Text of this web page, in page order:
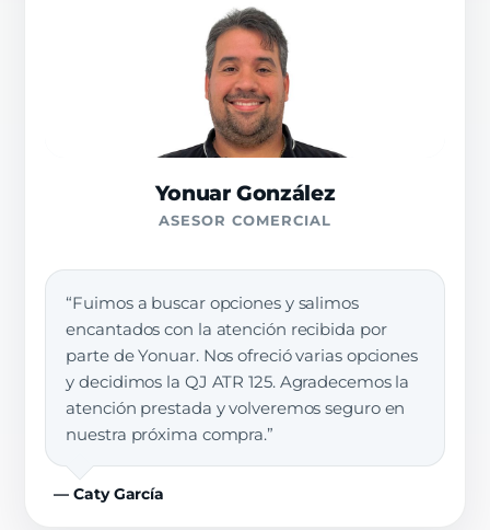
Yonuar González
ASESOR COMERCIAL
“Fuimos a buscar opciones y salimos
encantados con la atención recibida por
parte de Yonuar. Nos ofreció varias opciones
y decidimos la QJ ATR 125. Agradecemos la
atención prestada y volveremos seguro en
nuestra próxima compra.”
— Caty García